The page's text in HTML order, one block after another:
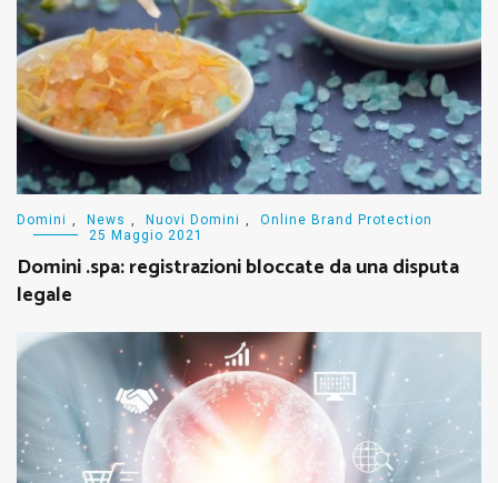
Domini News Nuovi Domini
Online Brand Protection
25 Maggio 2021
Domini .spa: registrazioni bloccate da una disputa
legale